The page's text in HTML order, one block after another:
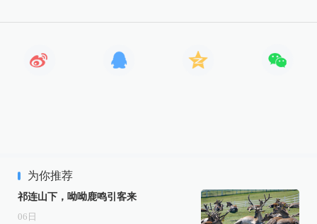
为你推荐
祁连山下，呦呦鹿鸣引客来
06 日